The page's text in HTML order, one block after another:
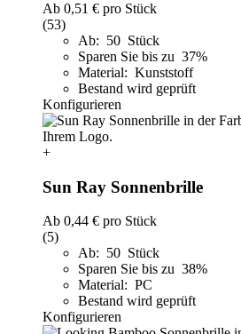
Ab 0,51 € pro Stück
(53)
Ab: 50 Stück
Sparen Sie bis zu 37%
Material: Kunststoff
Bestand wird geprüft
Konfigurieren
+
Sun Ray Sonnenbrille
Ab 0,44 € pro Stück
(5)
Ab: 50 Stück
Sparen Sie bis zu 38%
Material: PC
Bestand wird geprüft
Konfigurieren